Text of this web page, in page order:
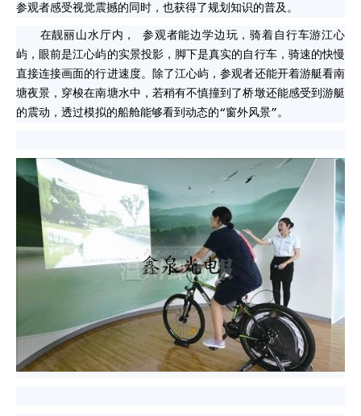
参观者感受视觉震撼的同时，也获得了规划知识的普及。
在靓丽山水厅内， 参观者能边学边玩，骑着自行车游江心
屿，眼前是江心屿的实景投影，脚下是真实的自行车，骑速的快慢
直接连接画面的行进速度。除了江心屿，参观者还能开着游艇看南
塘夜景，穿梭在南塘水中，若稍有不慎撞到了桥墩还能感受到游艇
的震动，透过模拟的船舱能够看到动态的“窗外风景”。